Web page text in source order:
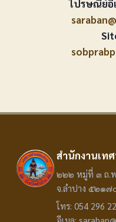
ไปรษณีย์อิ
สำนักงานเท
๒๒๒ หมู่ที่ ๓ ถ.พ
จ.ลำปาง ๕๒๑๗
โทร: 054 296